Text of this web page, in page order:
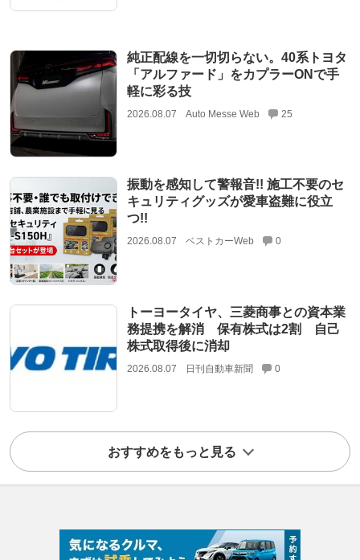
純正配線を一切切らない。40系トヨタ
「アルファード」をカプラーONで手
軽に彩る技
2026.08.07 Auto Messe Web 25
振動を感知して警報音!! 施工不要のセ
キュリティグッズが愛車盗難に役立
つ!!
2026.08.07 ベストカーWeb 0
トーヨータイヤ、三菱商事との資本業
務提携を解消 保有株式は2割 自己
株式取得後に消却
2026.08.07 日刊自動車新聞 0
おすすめをもっと見る